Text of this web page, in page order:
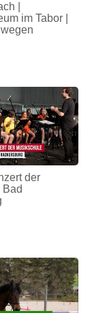
|
im Tabor |
der
Bad